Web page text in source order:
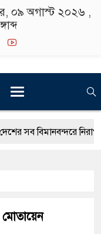
০৯ অগাস্ট ২০২৬ ,
সব বিমানবন্দরে নিরাপত্তা
শুভসূচনা।
মোতায়েন